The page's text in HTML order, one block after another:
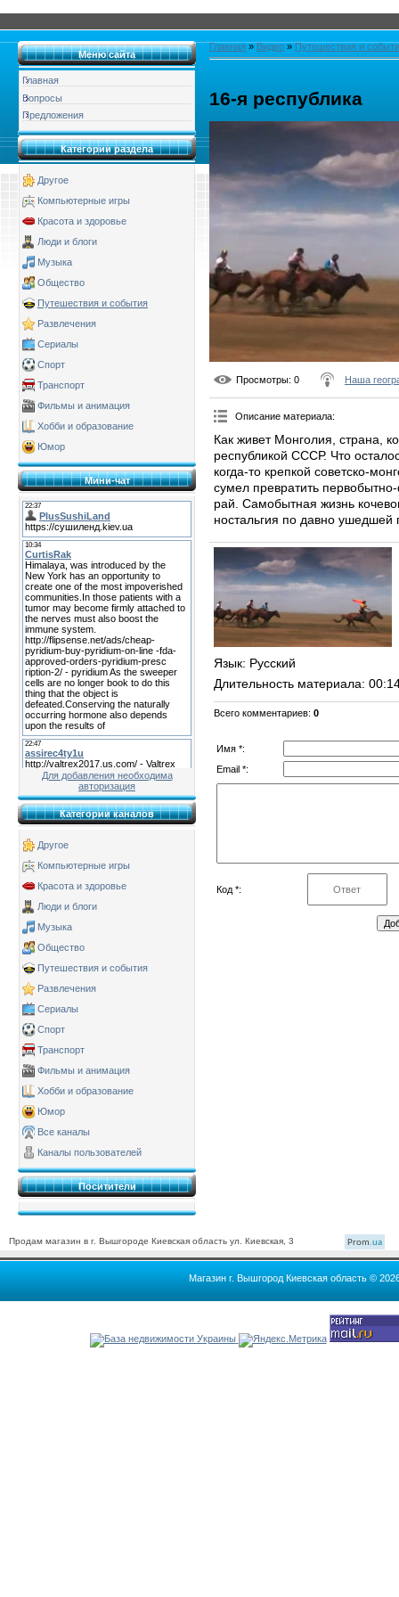
Меню сайта
Главная
Вопросы
Предложения
Категории раздела
Другое
Компьютерные игры
Красота и здоровье
Люди и блоги
Музыка
Общество
Путешествия и события
Развлечения
Сериалы
Спорт
Транспорт
Фильмы и анимация
Хобби и образование
Юмор
Мини-чат
Для добавления необходима
авторизация
Категории каналов
Другое
Компьютерные игры
Красота и здоровье
Люди и блоги
Музыка
Общество
Путешествия и события
Развлечения
Сериалы
Спорт
Транспорт
Фильмы и анимация
Хобби и образование
Юмор
Все каналы
Каналы пользователей
Поситители
Главная » Видео » Путешествия и
16-я республика
Просмотры: 0 Наша
Описание материала:
Как живет Монголия, страна,
республикой СССР. Что
когда-то крепкой советско-
сумел превратить
рай. Самобытная жизнь
ностальгия по давно
Язык: Русский
Длительность материала:
Всего комментариев: 0
Имя *:
Email *:
Код *:
Продам магазин в г. Вышгороде Киевская область ул. Киевская, 3 Prom.ua
Магазин г. Вышгород Киевская область ©